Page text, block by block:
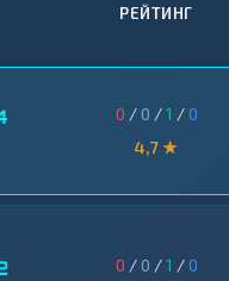
РЕЙТИНГ
0 / 0 /1 /0
4,7 ★
0 / 0 /1 /0